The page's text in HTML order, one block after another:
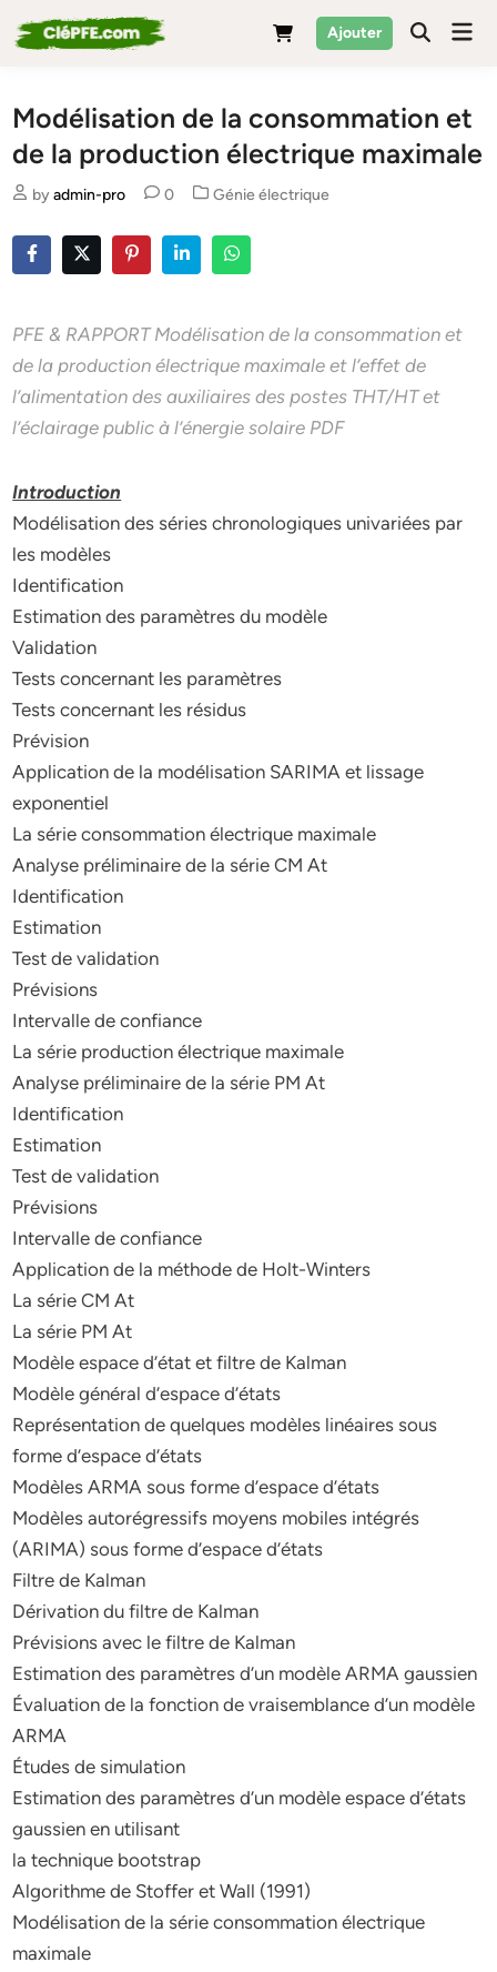
to
Ajouter
Modélisation de la consommation et
de la production électrique maximale
byadmin-pro 0
Posted
Génie électrique
PFE & RAPPORT Modélisation de la consommation et
de la production électrique maximale et l’effet de
l’alimentation des auxiliaires des postes THT/HT et
l’éclairage public à l’énergie solaire PDF
Introduction
Modélisation des séries chronologiques univariées par
les modèles
Identification
Estimation des paramètres du modèle
Validation
Tests concernant les paramètres
Tests concernant les résidus
Prévision
Application de la modélisation SARIMA et lissage
exponentiel
La série consommation électrique maximale
Analyse préliminaire de la série CM At
Identification
Estimation
Test de validation
Prévisions
Intervalle de confiance
La série production électrique maximale
Analyse préliminaire de la série PM At
Identification
Estimation
Test de validation
Prévisions
Intervalle de confiance
Application de la méthode de Holt-Winters
La série CM At
La série PM At
Modèle espace d’état et filtre de Kalman
Modèle général d’espace d’états
Représentation de quelques modèles linéaires sous
forme d’espace d’états
Modèles ARMA sous forme d’espace d’états
Modèles autorégressifs moyens mobiles intégrés
(ARIMA) sous forme d’espace d’états
Filtre de Kalman
Dérivation du filtre de Kalman
Prévisions avec le filtre de Kalman
Estimation des paramètres d’un modèle ARMA gaussien
Évaluation de la fonction de vraisemblance d’un modèle
ARMA
Études de simulation
Estimation des paramètres d’un modèle espace d’états
gaussien en utilisant
la technique bootstrap
Algorithme de Stoffer et Wall (1991)
Modélisation de la série consommation électrique
maximale